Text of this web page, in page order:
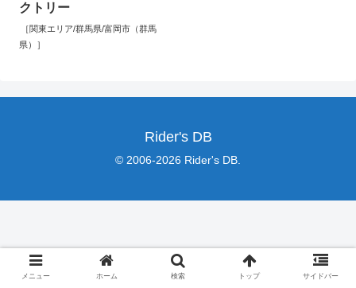
クトリー
［関東エリア/群馬県/富岡市（群馬
県）］
Rider's DB
© 2006-2026 Rider's DB.
メニュー ホーム 検索 トップ サイドバー